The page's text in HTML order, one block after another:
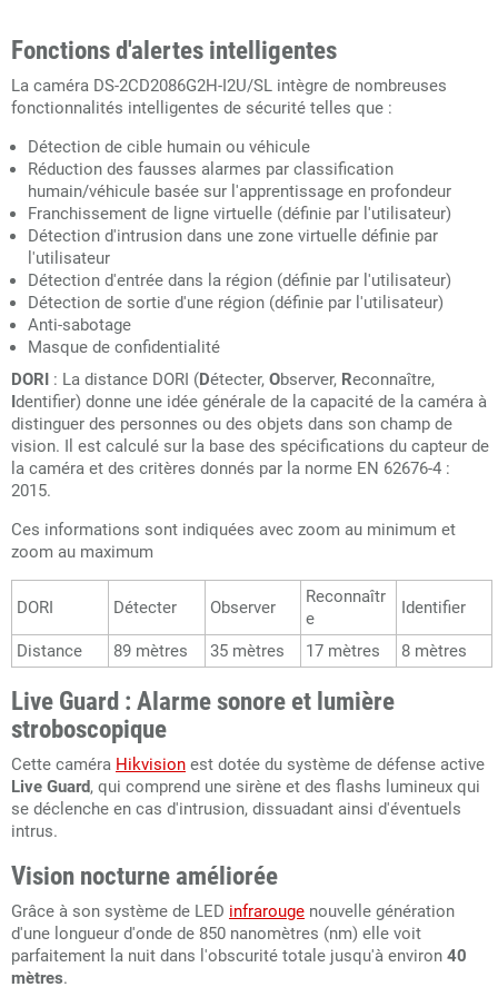
Fonctions d'alertes intelligentes
La caméra DS-2CD2086G2H-I2U/SL intègre de nombreuses
fonctionnalités intelligentes de sécurité telles que :
Détection de cible humain ou véhicule
Réduction des fausses alarmes par classification
humain/véhicule basée sur l'apprentissage en profondeur
Franchissement de ligne virtuelle (définie par l'utilisateur)
Détection d'intrusion dans une zone virtuelle définie par
l'utilisateur
Détection d'entrée dans la région (définie par l'utilisateur)
Détection de sortie d'une région (définie par l'utilisateur)
Anti-sabotage
Masque de confidentialité
DORI : La distance DORI (Détecter, Observer, Reconnaître,
Identifier) ​​donne une idée générale de la capacité de la caméra à
distinguer des personnes ou des objets dans son champ de
vision. Il est calculé sur la base des spécifications du capteur de
la caméra et des critères donnés par la norme EN 62676-4 :
2015.
Ces informations sont indiquées avec zoom au minimum et
zoom au maximum
DORI Détecter Observer
Reconnaîtr
e
Identifier
Distance 89 mètres 35 mètres 17 mètres 8 mètres
Live Guard : Alarme sonore et lumière
stroboscopique
Cette caméra Hikvision est dotée du système de défense active
Live Guard, qui comprend une sirène et des flashs lumineux qui
se déclenche en cas d'intrusion, dissuadant ainsi d'éventuels
intrus.
Vision nocturne améliorée
Grâce à son système de LED infrarouge nouvelle génération
d'une longueur d'onde de 850 nanomètres (nm) elle voit
parfaitement la nuit dans l'obscurité totale jusqu'à environ 40
mètres.